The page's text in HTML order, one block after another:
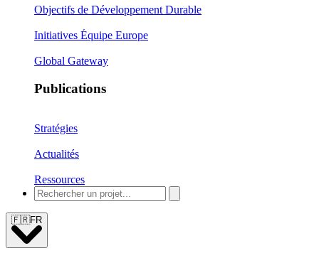
Objectifs de Développement Durable
Initiatives Équipe Europe
Global Gateway
Publications
Stratégies
Actualités
Ressources
🇫🇷FR